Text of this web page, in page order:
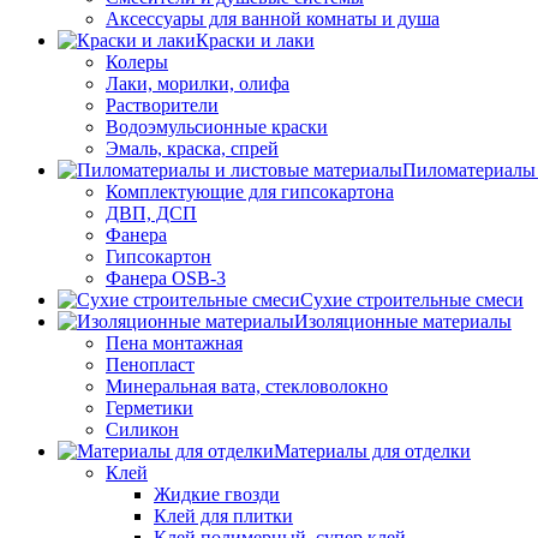
Аксессуары для ванной комнаты и душа
Краски и лаки
Колеры
Лаки, морилки, олифа
Растворители
Водоэмульсионные краски
Эмаль, краска, спрей
Комплектующие для гипсокартона
ДВП, ДСП
Фанера
Гипсокартон
Фанера OSB-3
Сухие строительные смеси
Изоляционные материалы
Пена монтажная
Пенопласт
Минеральная вата, стекловолокно
Герметики
Силикон
Материалы для отделки
Клей
Жидкие гвозди
Клей для плитки